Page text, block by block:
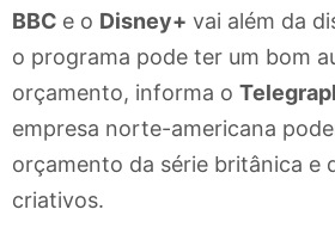
BBC e o Disney+ vai além da
o programa pode ter um bom
orçamento, informa o
empresa norte-americana
orçamento da série britânica e
criativos.